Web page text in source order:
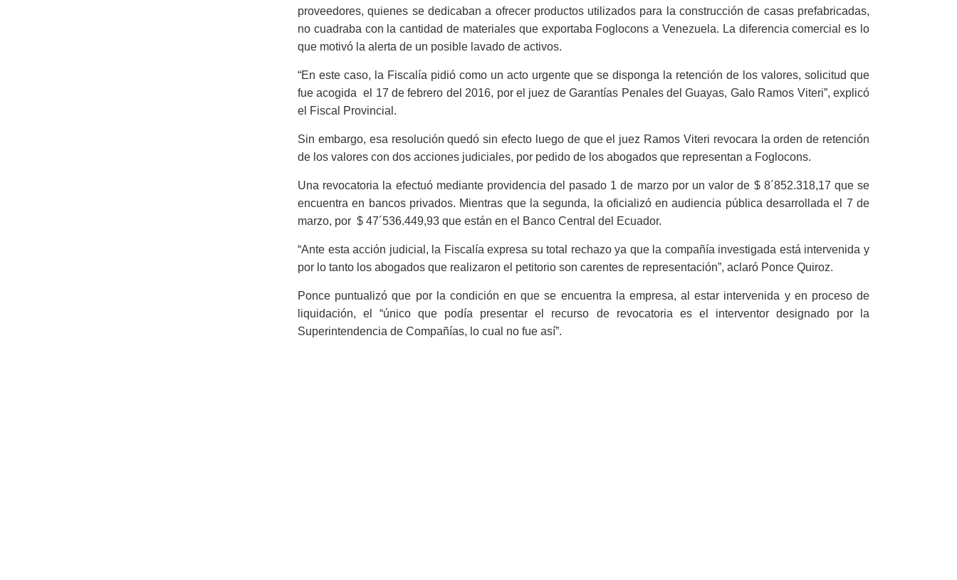
proveedores, quienes se dedicaban a ofrecer productos utilizados para la construcción de casas prefabricadas,
no cuadraba con la cantidad de materiales que exportaba Foglocons a Venezuela. La diferencia comercial es lo
que motivó la alerta de un posible lavado de activos.
“En este caso, la Fiscalía pidió como un acto urgente que se disponga la retención de los valores, solicitud que
fue acogida el 17 de febrero del 2016, por el juez de Garantías Penales del Guayas, Galo Ramos Viteri”, explicó
el Fiscal Provincial.
Sin embargo, esa resolución quedó sin efecto luego de que el juez Ramos Viteri revocara la orden de retención
de los valores con dos acciones judiciales, por pedido de los abogados que representan a Foglocons.
Una revocatoria la efectuó mediante providencia del pasado 1 de marzo por un valor de $ 8´852.318,17 que se
encuentra en bancos privados. Mientras que la segunda, la oficializó en audiencia pública desarrollada el 7 de
marzo, por $ 47´536.449,93 que están en el Banco Central del Ecuador.
“Ante esta acción judicial, la Fiscalía expresa su total rechazo ya que la compañía investigada está intervenida y
por lo tanto los abogados que realizaron el petitorio son carentes de representación”, aclaró Ponce Quiroz.
Ponce puntualizó que por la condición en que se encuentra la empresa, al estar intervenida y en proceso de
liquidación, el “único que podía presentar el recurso de revocatoria es el interventor designado por la
Superintendencia de Compañías, lo cual no fue así”.